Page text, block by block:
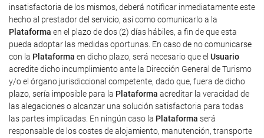
insatisfactoria de los mismos, deberá notificar inmediatamente este
hecho al prestador del servicio, así como comunicarlo a la
Plataforma en el plazo de dos (2) días hábiles, a fin de que esta
pueda adoptar las medidas oportunas. En caso de no comunicarse
con la Plataforma en dicho plazo, será necesario que el Usuario
acredite dicho incumplimiento ante la Dirección General de Turismo
y/o el órgano jurisdiccional competente, dado que, fuera de dicho
plazo, sería imposible para la Plataforma acreditar la veracidad de
las alegaciones o alcanzar una solución satisfactoria para todas
las partes implicadas. En ningún caso la Plataforma será
responsable de los costes de alojamiento, manutención, transporte